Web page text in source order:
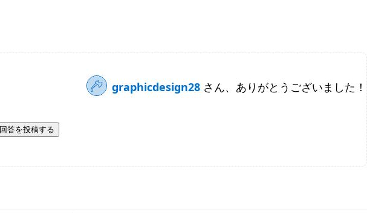
graphicdesign28 さん、ありがとうございました！
回答を投稿する